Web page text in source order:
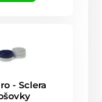
- Sclera